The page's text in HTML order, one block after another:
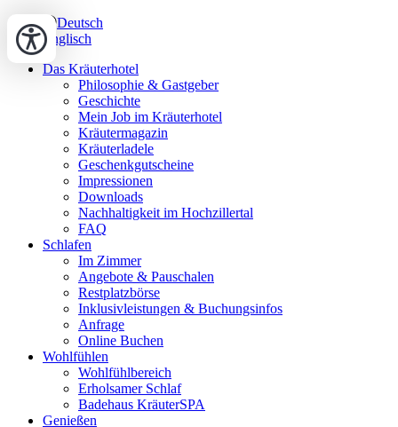
Deutsch
Englisch
Das Kräuterhotel
Philosophie & Gastgeber
Geschichte
Mein Job im Kräuterhotel
Kräutermagazin
Kräuterladele
Geschenkgutscheine
Impressionen
Downloads
Nachhaltigkeit im Hochzillertal
FAQ
Schlafen
Im Zimmer
Angebote & Pauschalen
Restplatzbörse
Inklusivleistungen & Buchungsinfos
Anfrage
Online Buchen
Wohlfühlen
Wohlfühlbereich
Erholsamer Schlaf
Badehaus KräuterSPA
Genießen